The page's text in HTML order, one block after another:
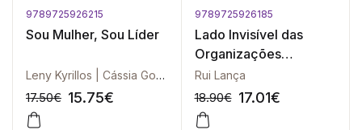
9789725926215
Sou Mulher, Sou Líder
Leny Kyrillos | Cássia Godoy
17.50€ 15.75€
9789725926185
Lado Invisível das
Organizações
Vencedoras, O
Rui Lança
18.90€ 17.01€